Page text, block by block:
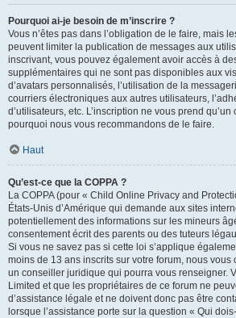
Pourquoi ai-je besoin de m’inscrire ?
Vous n’êtes pas dans l’obligation de le faire, mais
peuvent limiter la publication de messages aux
inscrivant, vous pouvez également avoir accès à
supplémentaires qui ne sont pas disponibles aux
d’avatars personnalisés, l’utilisation de la
courriers électroniques aux autres utilisateurs,
d’utilisateurs, etc. L’inscription ne vous prend qu’un
pourquoi nous vous recommandons de le faire.
Haut
Qu’est-ce que la COPPA ?
La COPPA (pour « Child Online Privacy and
États-Unis d’Amérique qui demande aux sites
potentiellement des informations sur les mineurs
consentement écrit des parents ou des tuteurs
Si vous ne savez pas si cette loi s’applique
moins de 13 ans inscrits sur votre forum, nous
un conseiller juridique qui pourra vous renseigner.
Limited et que les propriétaires de ce forum ne
d’assistance légale et ne doivent donc pas être
lorsque l’assistance porte sur la question « Qui